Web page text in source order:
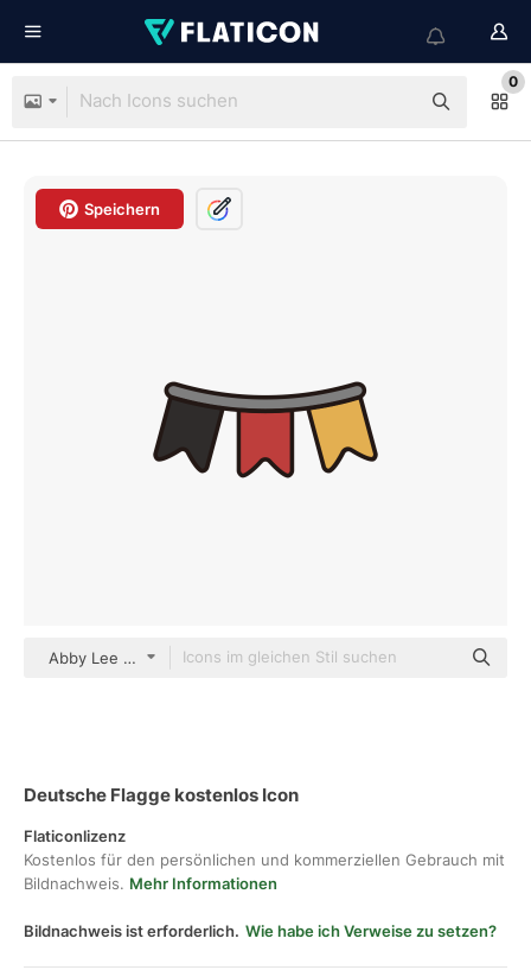
0
Speichern
Abby Lee Outline Color
Deutsche Flagge kostenlos Icon
Flaticonlizenz
Kostenlos für den persönlichen und kommerziellen Gebrauch mit
Bildnachweis. Mehr Informationen
Bildnachweis ist erforderlich. Wie habe ich Verweise zu setzen?